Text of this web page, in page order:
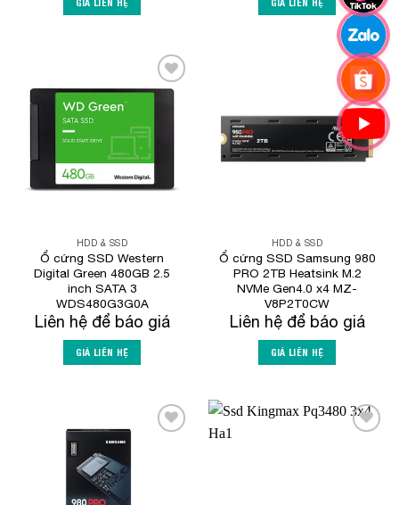
GIÁ LIÊN HỆ GIÁ LIÊN HỆ
Add to
HDD & SSD
Ổ cứng SSD Western
Digital Green 480GB 2.5
inch SATA 3
WDS480G3G0A
Liên hệ để báo giá
GIÁ LIÊN HỆ
Add to
Wishlist
HDD & SSD
Ổ cứng SSD Samsung 980
PRO 2TB Heatsink M.2
NVMe Gen4.0 x4 MZ-
V8P2T0CW
Liên hệ để báo giá
GIÁ LIÊN HỆ